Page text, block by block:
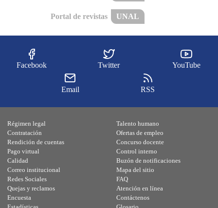
Portal de revistas UNAL
Facebook Twitter YouTube
Email RSS
Régimen legal
Contratación
Rendición de cuentas
Pago virtual
Calidad
Talento humano
Ofertas de empleo
Concurso docente
Control interno
Buzón de notificaciones
Correo institucional
Redes Sociales
Quejas y reclamos
Encuesta
Mapa del sitio
FAQ
Atención en línea
Contáctenos